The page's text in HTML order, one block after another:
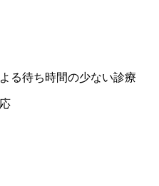
る待ち時間の少ない診療